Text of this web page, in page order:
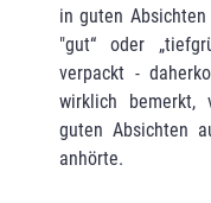
in guten
"gut“ oder
verpackt -
wirklich bemerkt,
guten Absichten
anhörte.